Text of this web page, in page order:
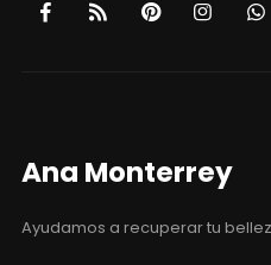
Ana Monterrey
Ayudamos a recuperar tu